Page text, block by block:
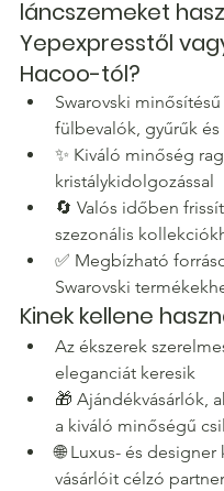
láncszemeket
Yepexpresstől
Hacoo-tól?
Swarovski
fülbevalók, gyűrűk
✨ Kiváló minőség
kristálykidolgozással
🔄 Valós időben
szezonális
✅ Megbízható
Swarovski
Kinek kellene
Az ékszerek
eleganciát keresik
🎁 Ajándékvásárlók,
a kiváló minőségű
🌐 Luxus- és
vásárlóit célzó